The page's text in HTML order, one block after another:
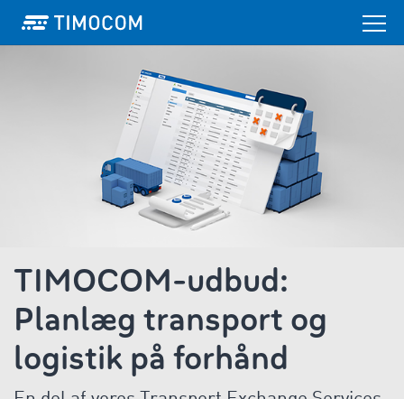
TIMOCOM-udbud:
Planlæg transport og
logistik på forhånd